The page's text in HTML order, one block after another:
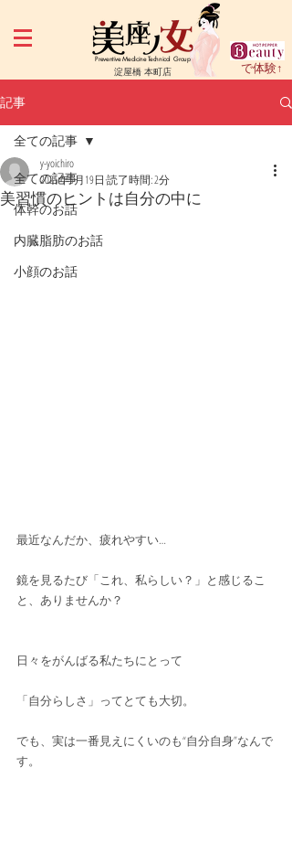
Preventive Medicine Technical Group
淀屋橋 本町店 で体験↑
記事
全ての記事
体幹のお話
内臓脂肪のお話
小顔のお話
全ての記事
美習慣のヒントは自分の中に
y-yoichiro
2025年5月19日 読了時間: 2分
最近なんだか、疲れやすい…
鏡を見るたび「これ、私らしい？」と感じるこ
と、ありませんか？
日々をがんばる私たちにとって
「自分らしさ」ってとても大切。
でも、実は一番見えにくいのも“自分自身”なんで
す。